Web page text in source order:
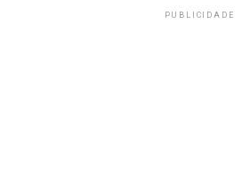
PUBLICIDADE